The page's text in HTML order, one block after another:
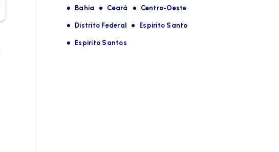
Bahia Ceará Centro-Oeste
Distrito Federal Espírito Santo
Espirito Santos